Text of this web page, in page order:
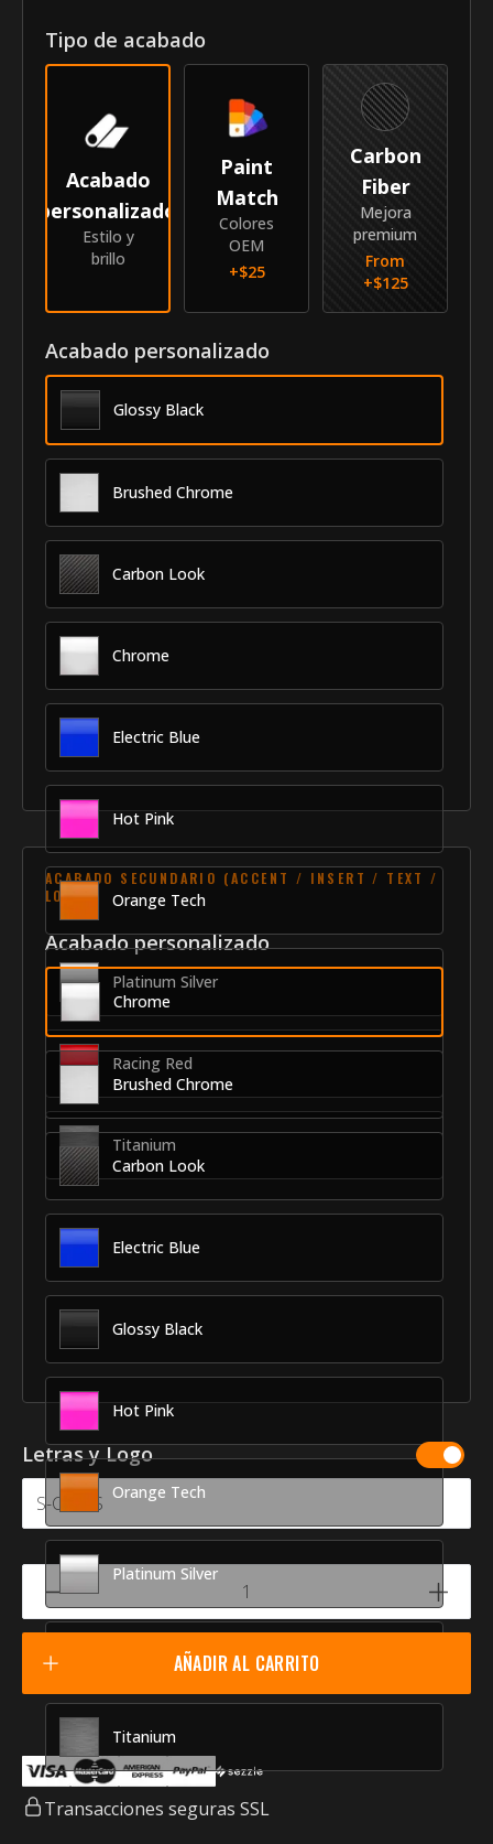
Longitud de moldura (puerta delantera)
Longitud de moldura (puerta trasera)
34.25"
Vehículo
Año
2014-2016
Marca
Mercedes-
Benz
Modelo
S-Class
Identidad
Proveedor
Tipo de acabado
Acabado
personalizado
Estilo y
brillo
Paint
Match
Colores
OEM
+$25
Carbon
Fiber
Mejora
premium
From
+$125
Acabado personalizado
Glossy Black
Brushed Chrome
Carbon Look
Chrome
Electric Blue
Hot Pink
Orange Tech
Platinum Silver
Racing Red
Titanium
ACABADO SECUNDARIO (ACCENT / INSERT / TEXT /
LOGO)
Acabado personalizado
Chrome
Brushed Chrome
Carbon Look
Electric Blue
Glossy Black
Hot Pink
Orange Tech
Platinum Silver
Racing Red
Titanium
Letras y Logo
AÑADIR AL CARRITO
Transacciones seguras SSL